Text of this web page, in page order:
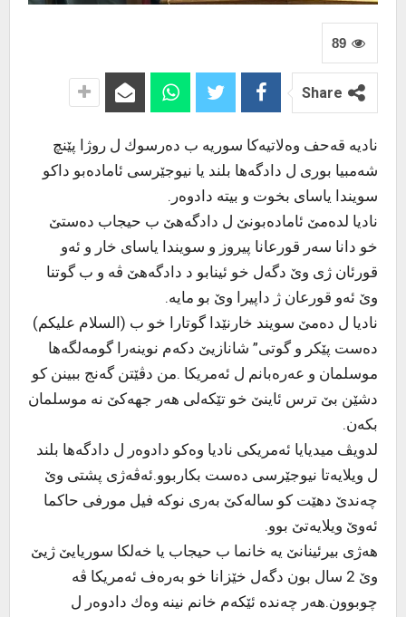
89
Share
نادیه‌ قه‌حف وه‌لاتیه‌كا سوریه‌ ب ده‌رسوك ل روژا پێنچ
شه‌مبیا بوری ل دادگه‌ها بلند یا نیوجێرسی ئاماده‌بو داكو
سویندا یاسای بخوت و بیته‌ دادوه‌ر.
نادیا لده‌مێ ئاماده‌بونێ ل دادگه‌هێ ب حیجاب ده‌ستێ
خو دانا سه‌ر قورعانا پیروز و سویندا یاسای خار و ئه‌و
قورئان ژی وێ دگه‌ل خو ئینابو د دادگه‌هێ ڤه‌ و ب گوتنا
وێ ئه‌و قورعان ژ داپیرا وێ بو مایه‌.
نادیا ل ده‌مێ سویند خارنێدا گوتارا خو ب (السلام علیكم)
ده‌ست پێكر و گوتی” شانازیێ دكه‌م نوینه‌را گومه‌لگه‌ها
موسلمان و عه‌ره‌بانم ل ئه‌مریكا .من دڤێتن گه‌نج ببینن كو
دشێن بێ ترس ئاینێ خو تێكه‌لی هه‌ر جهه‌كێ نه‌ موسلمان
بكه‌ن.
لدویڤ میدیایا ئه‌مریكی نادیا وه‌كو دادوه‌ر ل دادگه‌ها بلند
ل ویلایه‌تا نیوجێرسی ده‌ست بكاربوو.ئه‌ڤه‌ژی پشتی وێ
چه‌ندێ دهێت كو ساله‌كێ به‌ری نوكه‌ فیل مورفی حاكما
ئه‌وێ ویلایه‌تێ بوو.
هه‌ژی بیرئینانێ یه‌ خانما ب حیجاب یا خه‌لكا سوریایێ ژیێ
وێ 2 سال بون دگه‌ل خێزانا خو به‌ره‌ف ئه‌مریكا ڤه‌
چوبوون.هه‌ر چه‌نده‌ ئێكه‌م خانم نینه‌ وه‌ك دادوه‌ر ل